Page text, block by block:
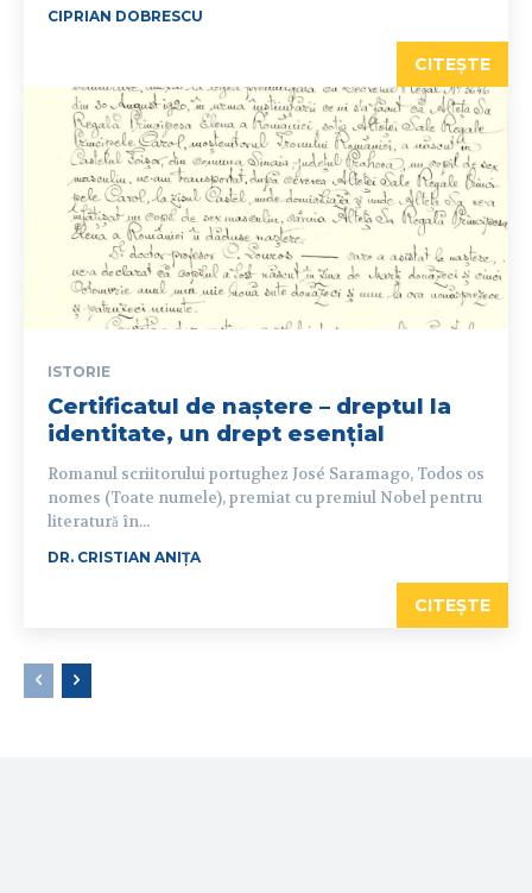
CIPRIAN DOBRESCU
CITEȘTE
ISTORIE
Certificatul de naștere – dreptul la
identitate, un drept esențial
Romanul scriitorului portughez José Saramago, Todos os
nomes (Toate numele), premiat cu premiul Nobel pentru
literatură în...
DR. CRISTIAN ANIȚA
CITEȘTE